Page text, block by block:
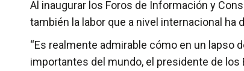
Al inaugurar los Foros de Información y
también la labor que a nivel internacional
“Es realmente admirable cómo en un lapso
importantes del mundo, el presidente de los